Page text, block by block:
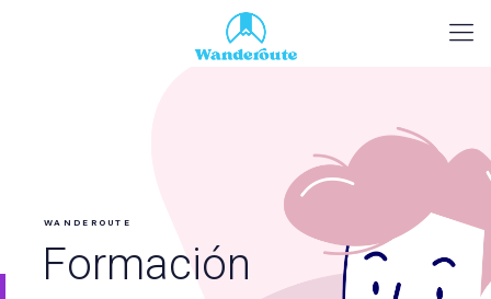
Formación
WANDEROUTE